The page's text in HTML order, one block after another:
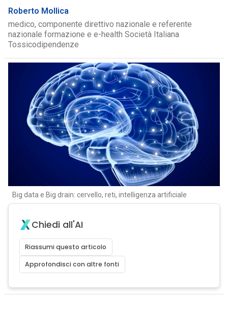
Roberto Mollica
medico, componente direttivo nazionale e referente
nazionale formazione e e-health Società Italiana
Tossicodipendenze
Big data e Big drain: cervello, reti, intelligenza artificiale
Chiedi all'AI
Riassumi questo articolo
Approfondisci con altre fonti